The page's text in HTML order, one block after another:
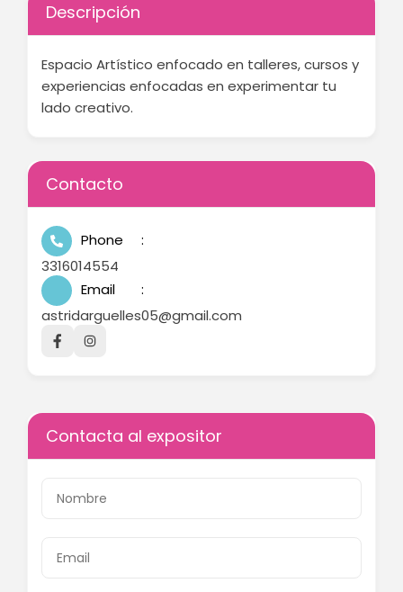
Descripción
Espacio Artístico enfocado en talleres, cursos y
experiencias enfocadas en experimentar tu
lado creativo.
Contacto
Phone
3316014554
Email
astridarguelles05@gmail.com
Contacta al expositor